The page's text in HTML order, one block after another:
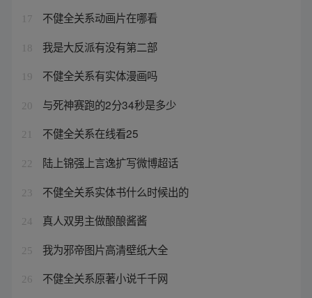
17 不健全关系动画片在哪看
18 我是大反派有没有第二部
19 不健全关系有实体漫画吗
20 与死神赛跑的2分34秒是多少
21 不健全关系在线看25
22 陆上锦强上言逸扩写微博超话
23 不健全关系实体书什么时候出的
24 真人双男主做酿酿酱酱
25 我为邪帝图片高清壁纸大全
26 不健全关系原著小说千千网